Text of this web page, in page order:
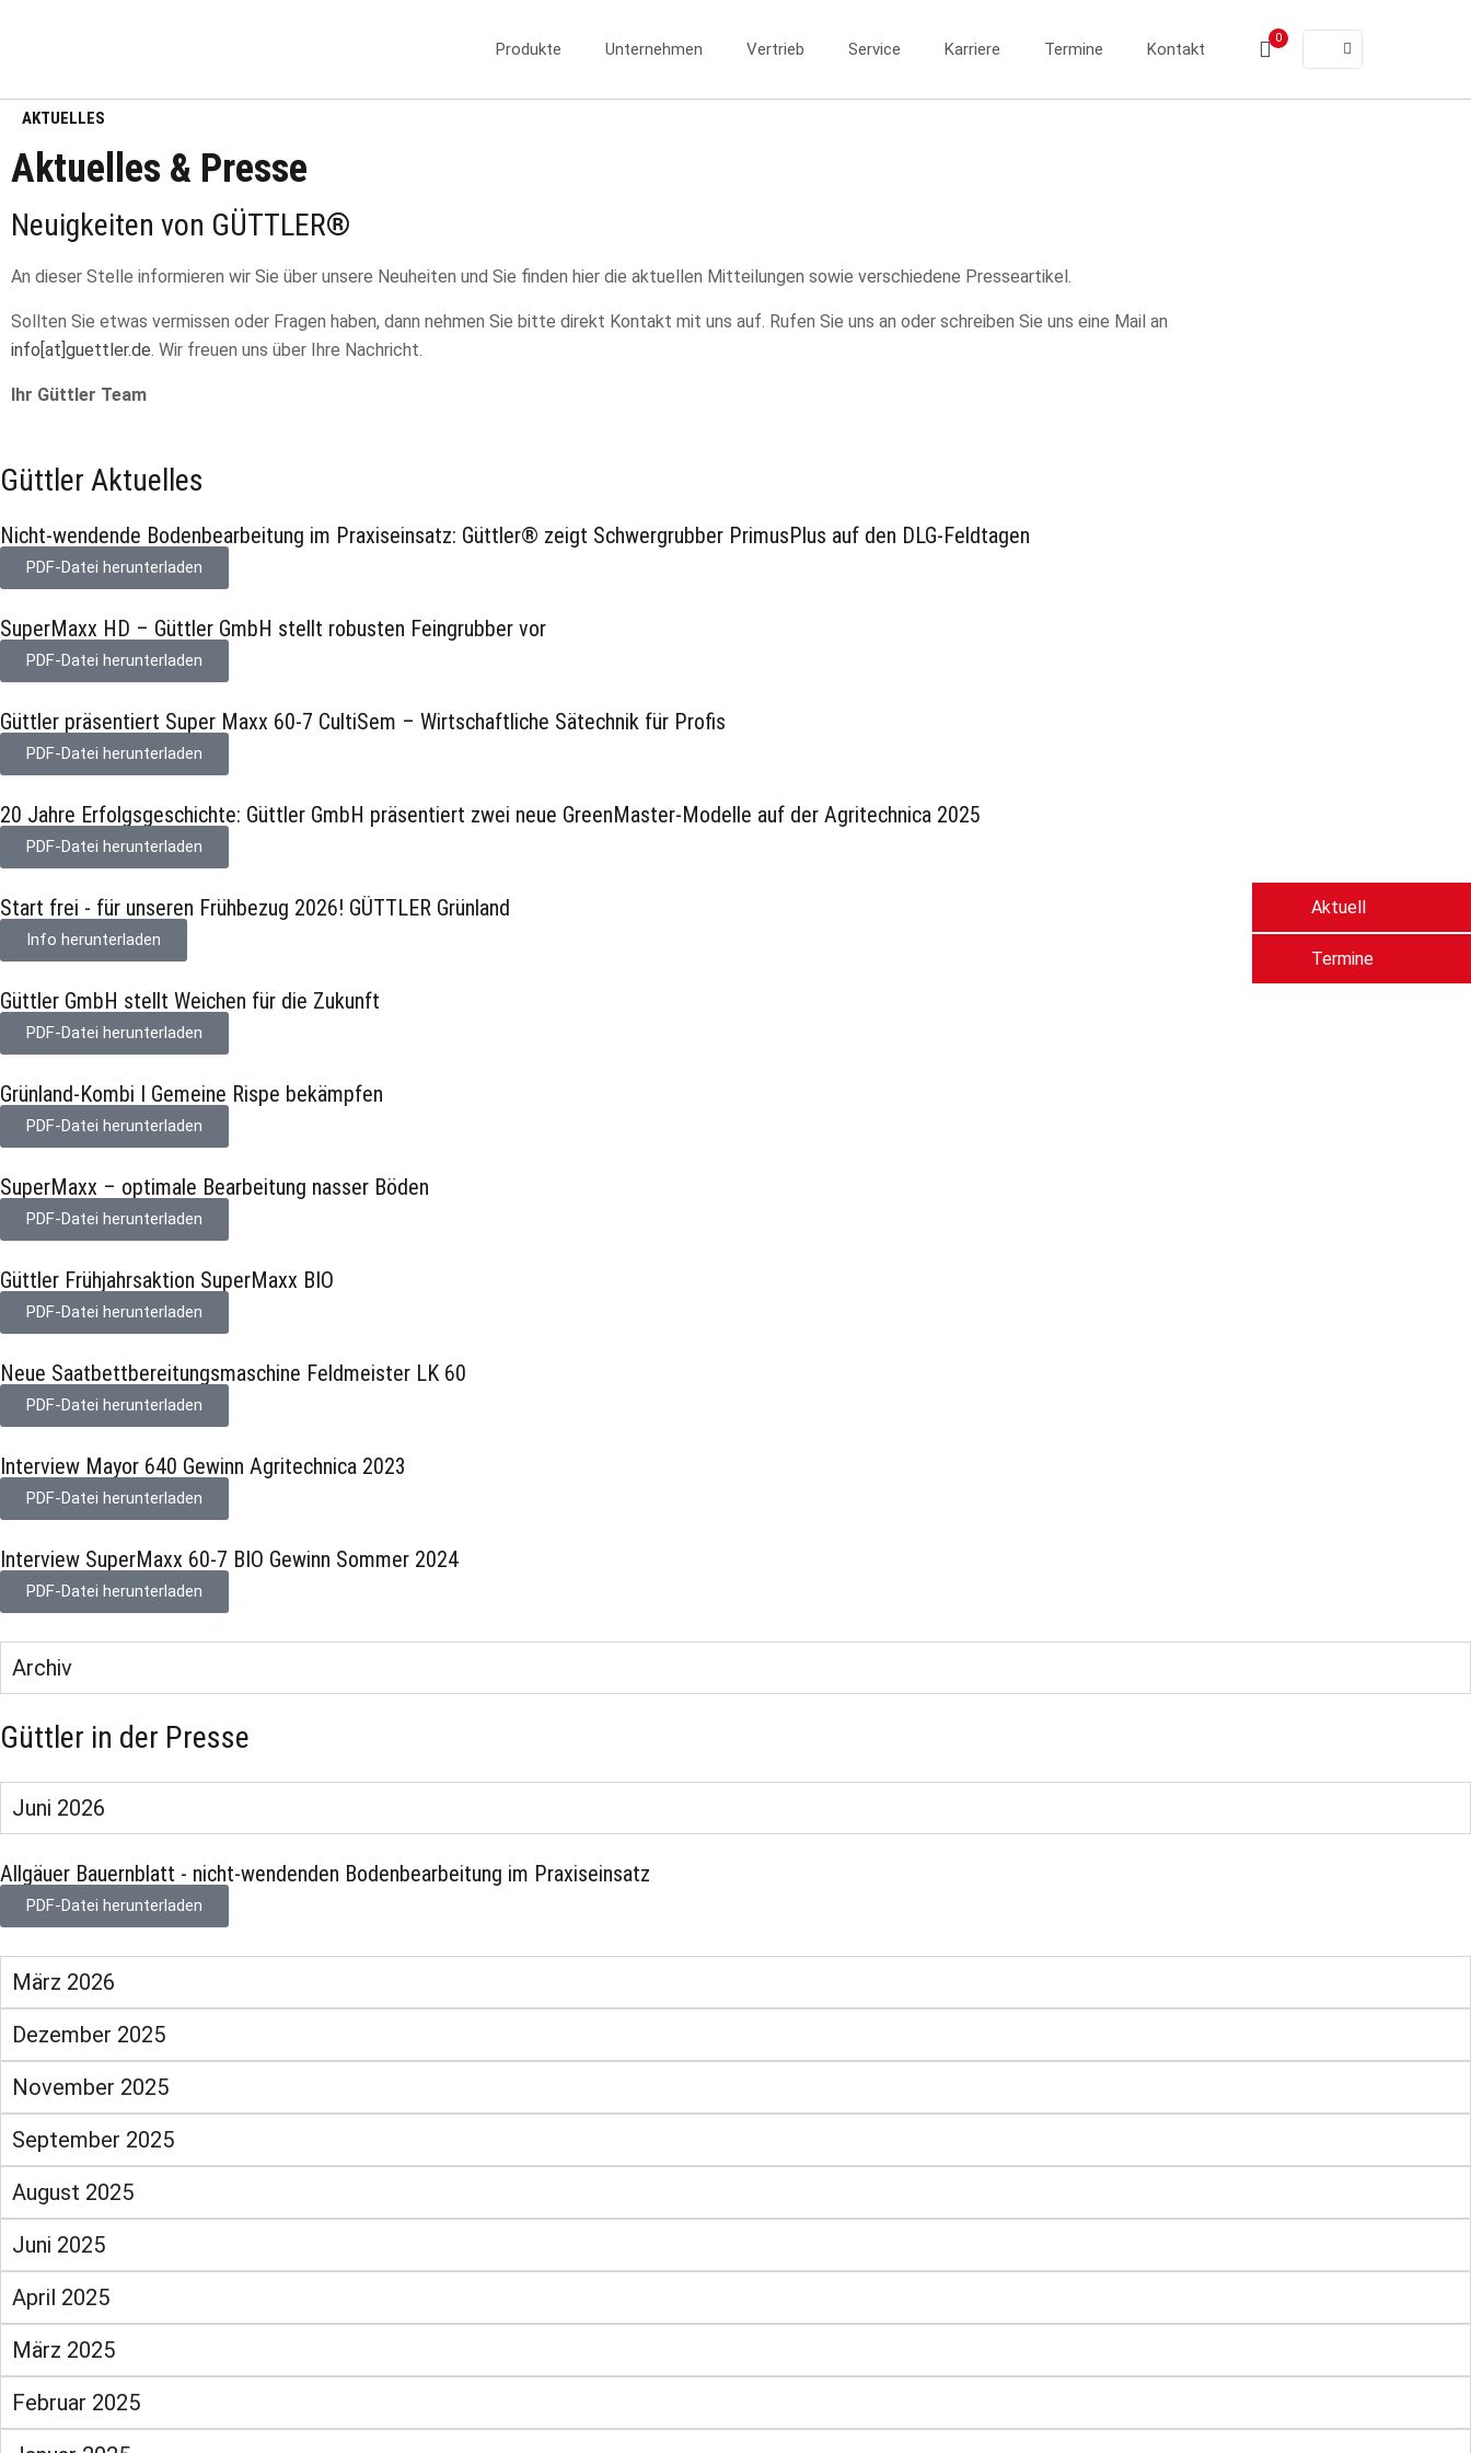
Produkte Unternehmen Vertrieb Service Karriere Termine Kontakt
0
AKTUELLES
Aktuelles & Presse
Neuigkeiten von GÜTTLER®
An dieser Stelle informieren wir Sie über unsere Neuheiten und Sie finden hier die aktuellen Mitteilungen sowie verschiedene Presseartikel.
Sollten Sie etwas vermissen oder Fragen haben, dann nehmen Sie bitte direkt Kontakt mit uns auf. Rufen Sie uns an oder schreiben Sie uns eine Mail an
info[at]guettler.de. Wir freuen uns über Ihre Nachricht.
Ihr Güttler Team
Güttler Aktuelles
Nicht-wendende Bodenbearbeitung im Praxiseinsatz: Güttler® zeigt Schwergrubber PrimusPlus auf den DLG-Feldtagen
PDF-Datei herunterladen
SuperMaxx HD – Güttler GmbH stellt robusten Feingrubber vor
PDF-Datei herunterladen
Güttler präsentiert Super Maxx 60-7 CultiSem – Wirtschaftliche Sätechnik für Profis
PDF-Datei herunterladen
20 Jahre Erfolgsgeschichte: Güttler GmbH präsentiert zwei neue GreenMaster-Modelle auf der Agritechnica 2025
PDF-Datei herunterladen
Start frei - für unseren Frühbezug 2026! GÜTTLER Grünland
Info herunterladen
Güttler GmbH stellt Weichen für die Zukunft
PDF-Datei herunterladen
Grünland-Kombi I Gemeine Rispe bekämpfen
PDF-Datei herunterladen
SuperMaxx – optimale Bearbeitung nasser Böden
PDF-Datei herunterladen
Güttler Frühjahrsaktion SuperMaxx BIO
PDF-Datei herunterladen
Neue Saatbettbereitungsmaschine Feldmeister LK 60
PDF-Datei herunterladen
Interview Mayor 640 Gewinn Agritechnica 2023
PDF-Datei herunterladen
Interview SuperMaxx 60-7 BIO Gewinn Sommer 2024
PDF-Datei herunterladen
Archiv
Güttler in der Presse
Juni 2026
Allgäuer Bauernblatt - nicht-wendenden Bodenbearbeitung im Praxiseinsatz
PDF-Datei herunterladen
März 2026
Dezember 2025
November 2025
September 2025
August 2025
Juni 2025
April 2025
März 2025
Februar 2025
Aktuell
Termine